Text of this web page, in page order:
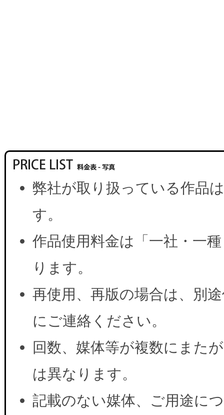
弊社が取り扱っている作品
す。
作品使用料金は「一社・一
ります。
再使用、再版の場合は、別
にご連絡ください。
回数、媒体等が複数にまた
は異なります。
記載のない媒体、ご用途に